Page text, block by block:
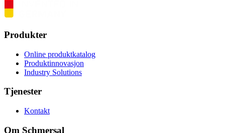
Produkter
Online produktkatalog
Produktinnovasjon
Industry Solutions
Tjenester
Kontakt
Om Schmersal